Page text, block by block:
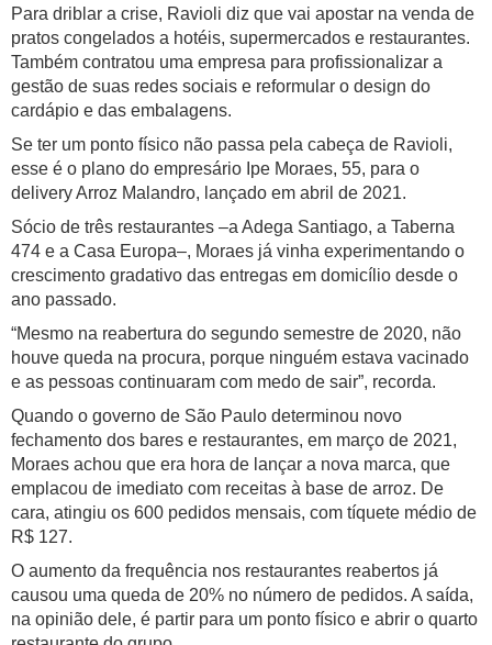
Para driblar a crise, Ravioli diz que vai apostar na venda de
pratos congelados a hotéis, supermercados e restaurantes.
Também contratou uma empresa para profissionalizar a
gestão de suas redes sociais e reformular o design do
cardápio e das embalagens.
Se ter um ponto físico não passa pela cabeça de Ravioli,
esse é o plano do empresário Ipe Moraes, 55, para o
delivery Arroz Malandro, lançado em abril de 2021.
Sócio de três restaurantes –a Adega Santiago, a Taberna
474 e a Casa Europa–, Moraes já vinha experimentando o
crescimento gradativo das entregas em domicílio desde o
ano passado.
“Mesmo na reabertura do segundo semestre de 2020, não
houve queda na procura, porque ninguém estava vacinado
e as pessoas continuaram com medo de sair”, recorda.
Quando o governo de São Paulo determinou novo
fechamento dos bares e restaurantes, em março de 2021,
Moraes achou que era hora de lançar a nova marca, que
emplacou de imediato com receitas à base de arroz. De
cara, atingiu os 600 pedidos mensais, com tíquete médio de
R$ 127.
O aumento da frequência nos restaurantes reabertos já
causou uma queda de 20% no número de pedidos. A saída,
na opinião dele, é partir para um ponto físico e abrir o quarto